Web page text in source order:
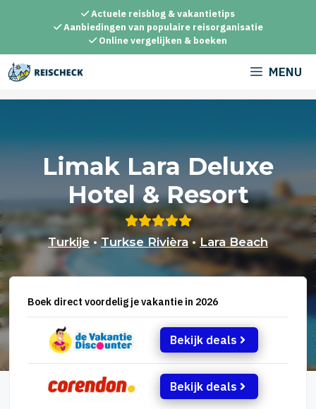
inhoud
Actuele reisblog & vakantietips
Aanbiedingen van populaire reisorganisatie
Online vergelijken & boeken
MENU
Limak Lara Deluxe
Hotel & Resort
Turkije• Turkse Rivièra• Lara Beach
Boek direct voordelig je vakantie in 2026
Bekijk deals
Bekijk deals